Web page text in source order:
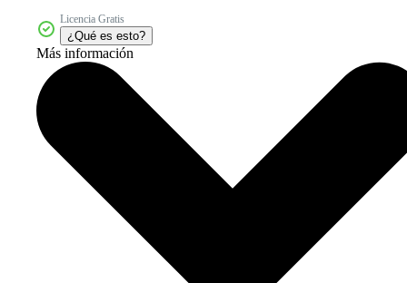
Licencia Gratis
¿Qué es esto?
Más información